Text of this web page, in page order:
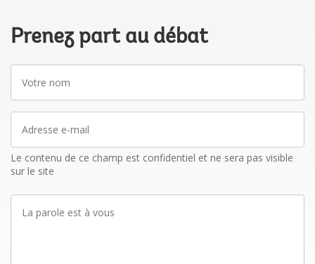
Prenez part au débat
nom
mail
Le contenu de ce champ est confidentiel et ne sera pas visible
sur le site
parole